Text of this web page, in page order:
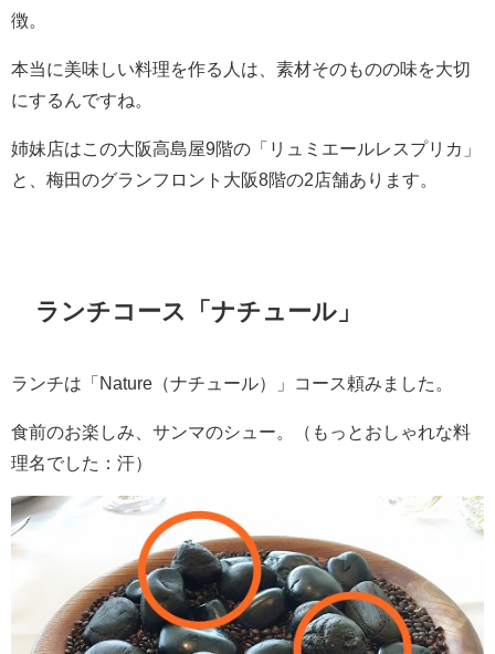
徴。
本当に美味しい料理を作る人は、素材そのものの味を大切
にするんですね。
姉妹店はこの大阪高島屋9階の「リュミエールレスプリカ」
と、梅田のグランフロント大阪8階の2店舗あります。
ランチコース「ナチュール」
ランチは「Nature（ナチュール）」コース頼みました。
食前のお楽しみ、サンマのシュー。（もっとおしゃれな料
理名でした：汗）